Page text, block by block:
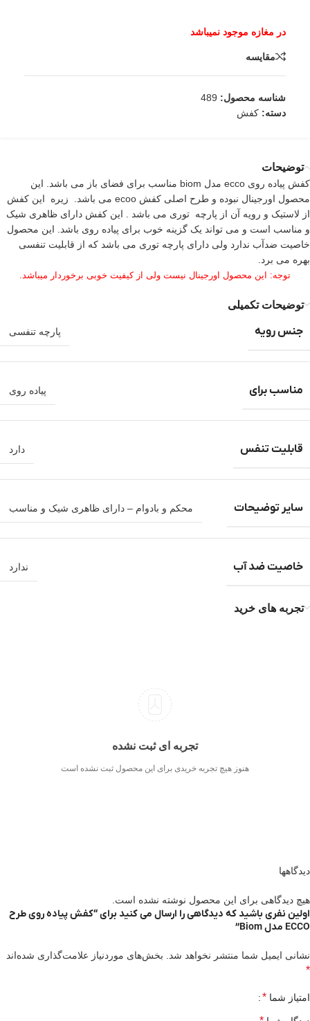
مقایسه
شناسه محصول: 489
دسته: کفش
توضیحات
کفش پیاده روی ecco مدل biom مناسب برای فضای باز می باشد. این
محصول اورجینال نبوده و طرح اصلی کفش ecoo می باشد. زیره این کفش
از لاستیک و رویه آن از پارچه توری می باشد . این کفش دارای ظاهری شیک
و مناسب است و می تواند یک گزینه خوب برای پیاده روی باشد. این محصول
خاصیت ضدآب ندارد ولی دارای پارچه توری می باشد که از قابلیت تنفسی
بهره می برد.
توجه: این محصول اورجینال نیست ولی از کیفیت خوبی برخوردار میباشد.
توضیحات تکمیلی
جنس رویه پارچه تنفسی
مناسب برای پیاده روی
قابلیت تنفس دارد
سایر توضیحات محکم و بادوام – دارای ظاهری شیک و مناسب
خاصیت ضد آب ندارد
تجربه های خرید
تجربه ای ثبت نشده
هنوز هیچ تجربه خریدی برای این محصول ثبت نشده است
دیدگاهها
هیچ دیدگاهی برای این محصول نوشته نشده است.
اولین نفری باشید که دیدگاهی را ارسال می کنید برای “کفش پیاده روی طرح
ECCO مدل Biom”
نشانی ایمیل شما منتشر نخواهد شد. بخش‌های موردنیاز علامت‌گذاری شده‌اند
*
امتیاز شما *